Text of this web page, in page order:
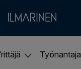
Työnantaja